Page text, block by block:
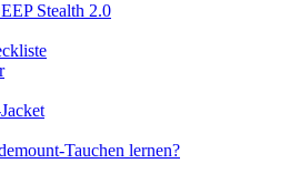
Stealth 2.0
Tauchen lernen?